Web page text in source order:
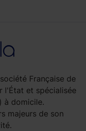
Française de
l'État et spécialisée
à domicile.
majeurs de son